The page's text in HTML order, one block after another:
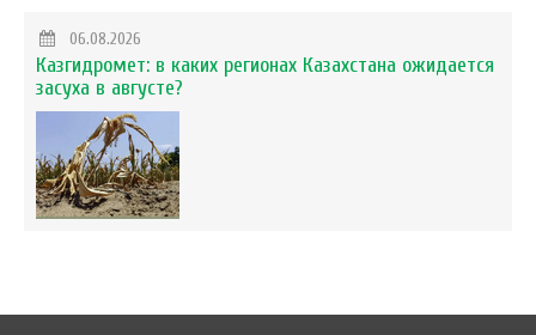
06.08.2026
Казгидромет: в каких регионах Казахстана ожидается
засуха в августе?